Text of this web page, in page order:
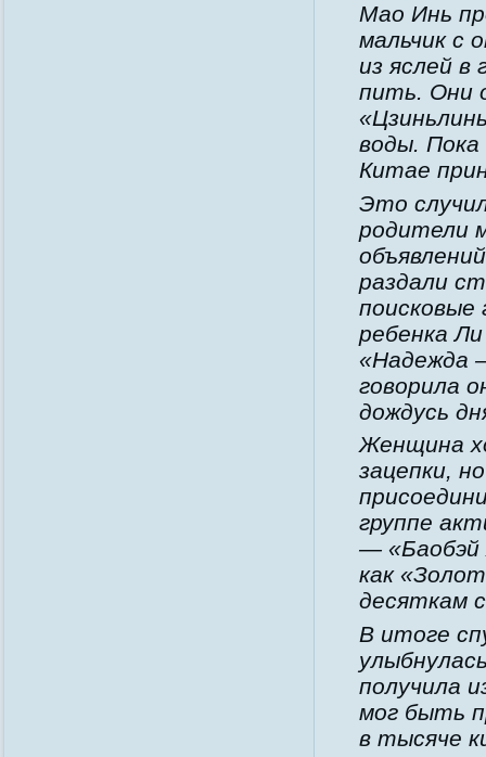
Мао Инь
мальчик с
из яслей в
пить. Они
воды.
Китае
Это
родители
раздали
поисковые
ребенка
«Надежда
говорила
дождусь
Женщина
зацепки,
группе
— «Баобэй
как
десяткам
В итоге
получила
мог быть
в тысяче